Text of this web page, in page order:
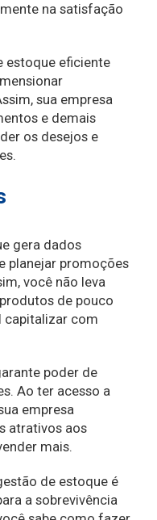
na satisfação
estoque eficiente
sua empresa
e demais
os desejos e
gera dados
planejar promoções
você não leva
de pouco
capitalizar com
poder de
Ao ter acesso a
empresa
atrativos aos
mais.
de estoque é
a sobrevivência